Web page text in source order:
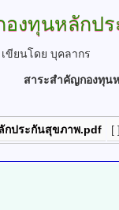
องทุนหลักป
เขียนโดย บุคลากร
สาระสำคัญกองทุน
กประกันสุขภาพ.pdf [